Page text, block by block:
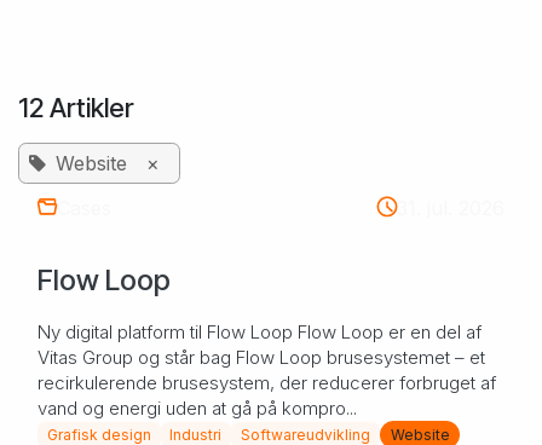
12 Artikler
Website
×
Cases
31. jul. 2026
Flow Loop
Ny digital platform til Flow Loop Flow Loop er en del af
Vitas Group og står bag Flow Loop brusesystemet – et
recirkulerende brusesystem, der reducerer forbruget af
vand og energi uden at gå på kompro...
Grafisk design Industri Softwareudvikling
Website